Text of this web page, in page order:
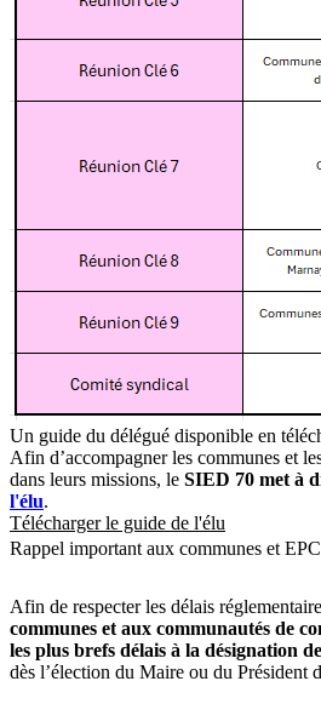
Un guide du délégué disponible en
Afin d’accompagner les communes et
dans leurs missions, le SIED 70 met à
l'élu.
Télécharger le guide de l'élu
Rappel important aux communes et
Afin de respecter les délais
communes et aux communautés de
les plus brefs délais à la désignation
dès l’élection du Maire ou du Président